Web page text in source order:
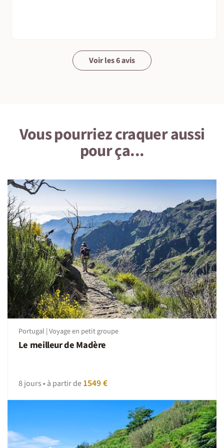
Voir les 6 avis
Vous pourriez craquer aussi
pour ça...
Portugal | Voyage en petit groupe
Le meilleur de Madère
8 jours • à partir de1549 €